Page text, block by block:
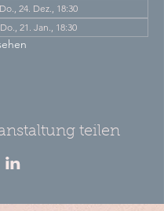
Do., 24. Dez., 18:30
Do., 21. Jan., 18:30
teilen